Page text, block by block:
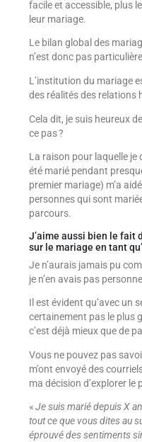
facile et accessible, plus
leur mariage.
Le bilan global des
n’est donc pas
L’institution du mariage
des réalités des relations
Cela dit, je suis heureux
ce pas ?
La raison pour laquelle je
été marié pendant
premier mariage) m’a
personnes qui sont
parcours.
J’aime aussi bien le fait
sur le mariage en tant
Je n’aurais jamais pu
je n’en avais pas
Il est évident qu’avec un
certainement pas le plus
c’est déjà mieux que de
Vous ne pouvez pas
m’ont envoyé des
ma décision d’explorer le
«Je suis marié depuis X
tout ce que vous dites au
éprouvé des sentiments